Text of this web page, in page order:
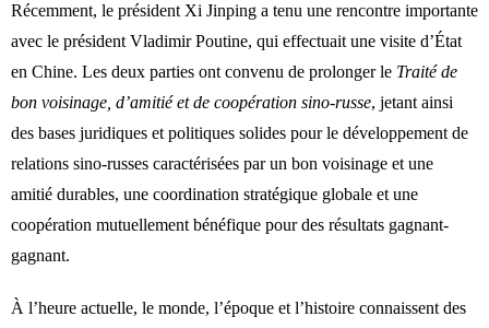
Récemment, le président Xi Jinping a tenu une rencontre importante
avec le président Vladimir Poutine, qui effectuait une visite d’État
en Chine. Les deux parties ont convenu de prolonger le Traité de
bon voisinage, d’amitié et de coopération sino-russe, jetant ainsi
des bases juridiques et politiques solides pour le développement de
relations sino-russes caractérisées par un bon voisinage et une
amitié durables, une coordination stratégique globale et une
coopération mutuellement bénéfique pour des résultats gagnant-
gagnant.
À l’heure actuelle, le monde, l’époque et l’histoire connaissent des